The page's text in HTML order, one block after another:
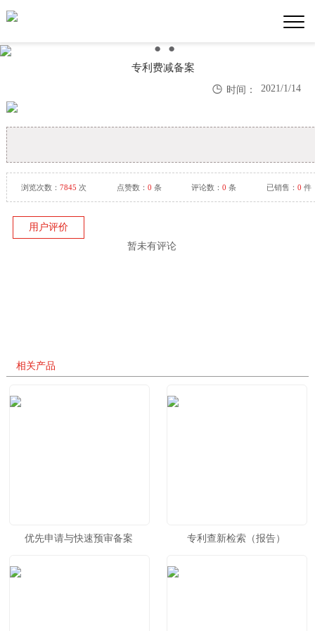
● ●
专利费减备案
 时间： 2021/1/14
浏览次数： 7845 次 点赞数： 0 条 评论数：0 条 已销售： 0 件
用户评价
暂未有评论
相关产品
优先申请与快速预审备案 专利查新检索（报告）